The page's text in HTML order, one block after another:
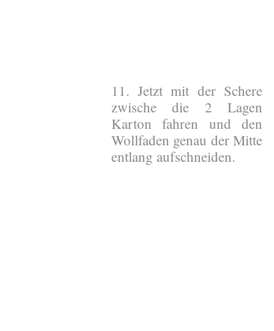
11. Jetzt mit der Schere
zwische die 2 Lagen
Karton fahren und den
Wollfaden genau der Mitte
entlang aufschneiden.